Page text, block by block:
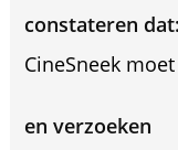
constateren dat:
CineSneek
en verzoeken